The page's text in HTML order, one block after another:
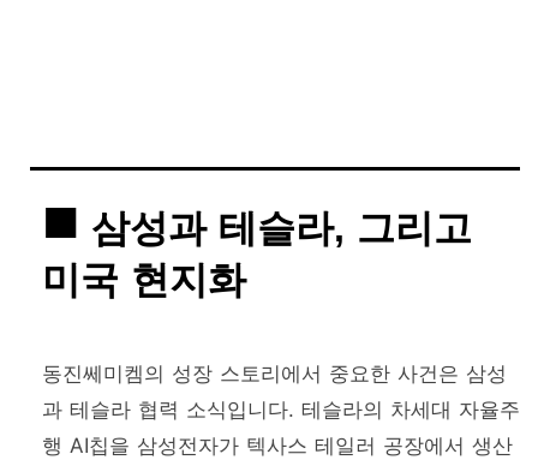
삼성과 테슬라, 그리고
미국 현지화
동진쎄미켐의 성장 스토리에서 중요한 사건은 삼성
과 테슬라 협력 소식입니다. 테슬라의 차세대 자율주
행 AI칩을 삼성전자가 텍사스 테일러 공장에서 생산